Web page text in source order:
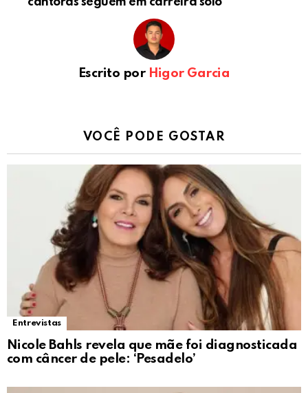
Escrito por Higor Garcia
VOCÊ PODE GOSTAR
Entrevistas
Nicole Bahls revela que mãe foi diagnosticada
com câncer de pele: ‘Pesadelo’